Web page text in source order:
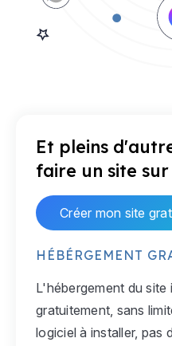
Et pleins
faire un site
Créer mon site
HÉBÉRGEMENT
L'hébergement du site
gratuitement, sans
logiciel à installer, pas